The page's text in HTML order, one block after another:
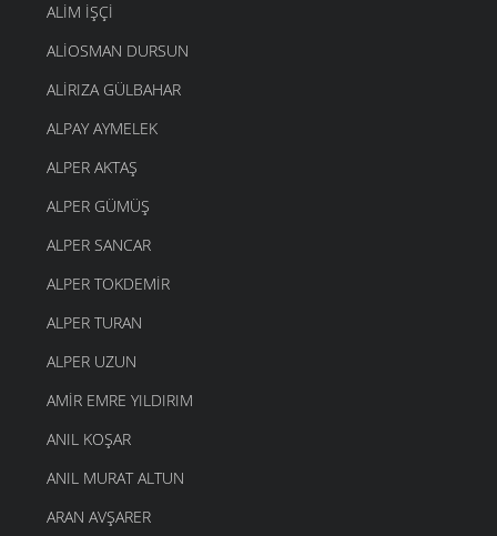
ALIM İŞÇI
ALIOSMAN DURSUN
ALIRIZA GÜLBAHAR
ALPAY AYMELEK
ALPER AKTAŞ
ALPER GÜMÜŞ
ALPER SANCAR
ALPER TOKDEMIR
ALPER TURAN
ALPER UZUN
AMIR EMRE YILDIRIM
ANIL KOŞAR
ANIL MURAT ALTUN
ARAN AVŞARER